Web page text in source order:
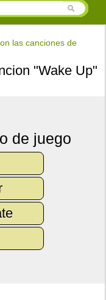
las canciones de
"Wake Up"
de juego